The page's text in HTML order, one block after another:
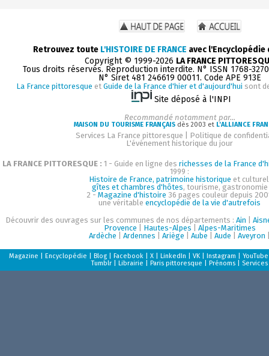
Retrouvez toute L'HISTOIRE DE FRANCE avec
Copyright © 1999-2026 LA FRANCE
Tous droits réservés. Reproduction interdite. N° ISSN 1768-
N° Siret 481 246619 00011. Code APE 913E
La France pittoresque et Guide de la France d'hier et d'aujourd'hui sont
Site déposé à l'INPI
Recommandé notamment par...
MAISON DU TOURISME FRANÇAIS dès 2003 et L'ALLIANCE
Services La France pittoresque
Politique de
L'événement historique du jour
LA FRANCE PITTORESQUE : 1 - Guide en ligne des richesses de la France
1999 :
Histoire de France, patrimoine historique et
gîtes et chambres d'hôtes, tourisme, gastronomie
2 - Magazine d'histoire 36 pages couleur depuis
une véritableencyclopédie de la vie d'autrefois
Découvrir des ouvrages sur les communes de nos départements :Ain |
Provence
Hautes-Alpes
Alpes-Maritimes
Ardèche |Ardennes |Ariège |Aube |Aude |Aveyron
Magazine |Encyclopédie |Blog |Facebook |X |LinkedIn |VK |Instagram |YouTube
Tumblr |Librairie |Paris pittoresque |Prénoms Services